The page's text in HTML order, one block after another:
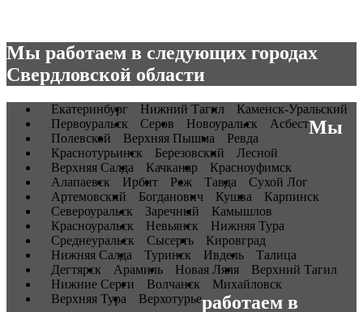
Мы работаем в следующих городах
Свердловской области
Екатеринбург Нижний Тагил
Каменск-Уральский
Первоуральск
Серов Новоуральск
Асбест
Полевской
Верхняя Пышма
Ревда
Краснотурьинск
Березовский
Лесной
Верхняя Салда
Качканар
Красноуфимск
Алапаевск
Ирбит Реж Тавда
Сухой Лог
Артемовский
Богданович Кушва
Карпинск
Североуральск
Заречный
Камышлов
Красноуральск
Невьянск
Нижняя Тура
Среднеуральск
Сысерть
Кировград
Нижняя Салда
Туринск Ивдель
Талица
Дегтярск
Арамиль Новая Ляля
Верхний Тагил
Нижние Серги
Волчанск
Михайловск
Верхняя Тура
Верхотурье
Мы
работаем в